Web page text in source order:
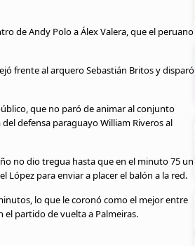
de Andy Polo a Álex Valera, que el peruano
frente al arquero Sebastián Britos y disparó
que no paró de animar al conjunto
defensa paraguayo William Riveros al
no dio tregua hasta que en el minuto 75 un
López para enviar a placer el balón a la red.
lo que le coronó como el mejor entre
el partido de vuelta a Palmeiras.